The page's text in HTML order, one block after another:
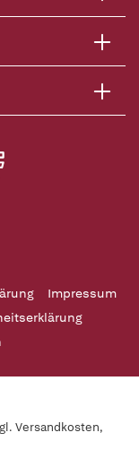
Impressum
Versandkosten,